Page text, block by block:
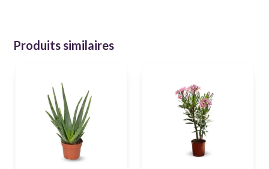
Produits similaires